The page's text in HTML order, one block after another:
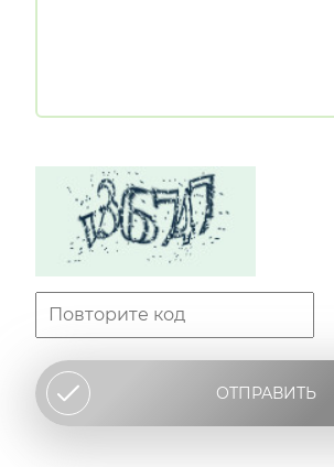
ОТПРАВИТЬ